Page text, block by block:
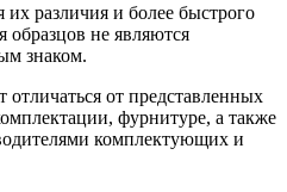
различия и более быстрого
образцов не являются
знаком.
от представленных
фурнитуре, а также
комплектующих и